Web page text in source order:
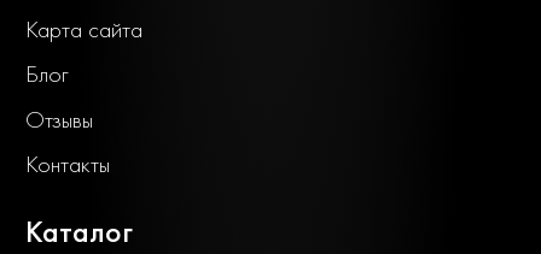
Карта сайта
Блог
Отзывы
Контакты
Каталог